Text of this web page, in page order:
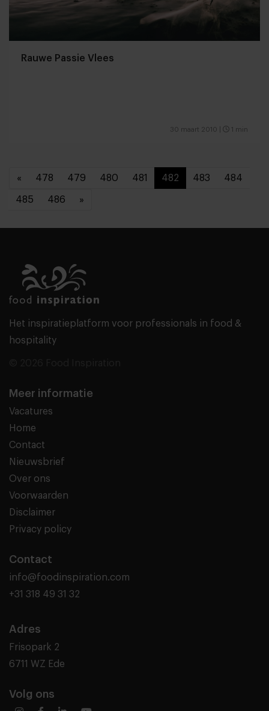
Rauwe Passie Vlees
30 maart 2010 1 min
« 478 479 480 481 482 483 484
485 486 »
Het inspiratieplatform voor professionals in food &
hospitality
Meer informatie
Vacatures
Home
Contact
Nieuwsbrief
Over ons
Voorwaarden
Disclaimer
Privacy policy
Contact
info@foodinspiration.com
+31 318 49 31 32
Adres
Frisopark 2
6711 WZ Ede
Volg ons